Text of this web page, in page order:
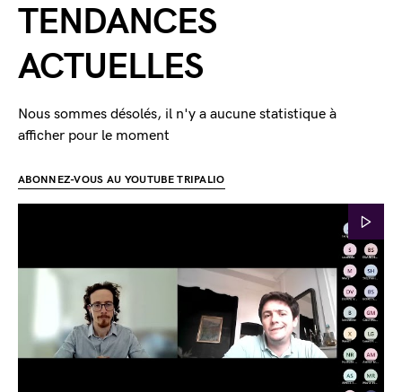
TENDANCES
ACTUELLES
Nous sommes désolés, il n'y a aucune statistique à
afficher pour le moment
ABONNEZ-VOUS AU YOUTUBE TRIPALIO